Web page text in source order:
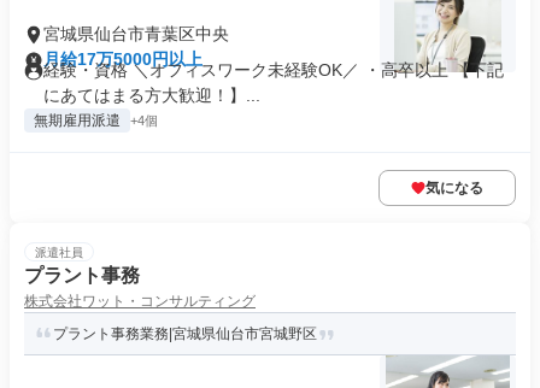
宮城県仙台市青葉区中央
月給17万5000円以上
経験・資格 ＼オフィスワーク未経験OK／ ・高卒以上 【下記
にあてはまる方大歓迎！】...
無期雇用派遣 +4個
気になる
派遣社員
プラント事務
株式会社ワット・コンサルティング
プラント事務業務|宮城県仙台市宮城野区